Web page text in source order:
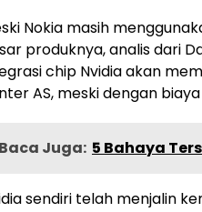
Nokia masih
produknya, analis dari
chip Nvidia akan
AS, meski dengan
Baca Juga: 5 Bahaya
sendiri telah menjalin